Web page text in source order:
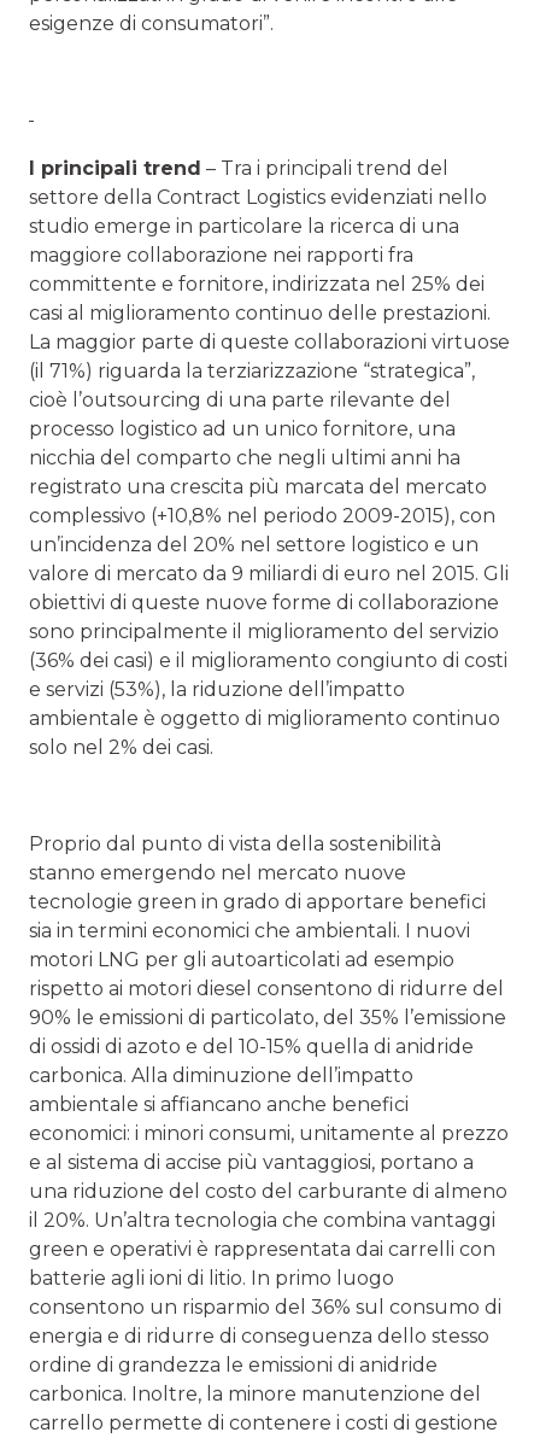
esigenze di consumatori”.
I principali trend – Tra i principali trend del
settore della Contract Logistics evidenziati nello
studio emerge in particolare la ricerca di una
maggiore collaborazione nei rapporti fra
committente e fornitore, indirizzata nel 25% dei
casi al miglioramento continuo delle prestazioni.
La maggior parte di queste collaborazioni virtuose
(il 71%) riguarda la terziarizzazione “strategica”,
cioè l’outsourcing di una parte rilevante del
processo logistico ad un unico fornitore, una
nicchia del comparto che negli ultimi anni ha
registrato una crescita più marcata del mercato
complessivo (+10,8% nel periodo 2009-2015), con
un’incidenza del 20% nel settore logistico e un
valore di mercato da 9 miliardi di euro nel 2015. Gli
obiettivi di queste nuove forme di collaborazione
sono principalmente il miglioramento del servizio
(36% dei casi) e il miglioramento congiunto di costi
e servizi (53%), la riduzione dell’impatto
ambientale è oggetto di miglioramento continuo
solo nel 2% dei casi.
Proprio dal punto di vista della sostenibilità
stanno emergendo nel mercato nuove
tecnologie green in grado di apportare benefici
sia in termini economici che ambientali. I nuovi
motori LNG per gli autoarticolati ad esempio
rispetto ai motori diesel consentono di ridurre del
90% le emissioni di particolato, del 35% l’emissione
di ossidi di azoto e del 10-15% quella di anidride
carbonica. Alla diminuzione dell’impatto
ambientale si affiancano anche benefici
economici: i minori consumi, unitamente al prezzo
e al sistema di accise più vantaggiosi, portano a
una riduzione del costo del carburante di almeno
il 20%. Un’altra tecnologia che combina vantaggi
green e operativi è rappresentata dai carrelli con
batterie agli ioni di litio. In primo luogo
consentono un risparmio del 36% sul consumo di
energia e di ridurre di conseguenza dello stesso
ordine di grandezza le emissioni di anidride
carbonica. Inoltre, la minore manutenzione del
carrello permette di contenere i costi di gestione